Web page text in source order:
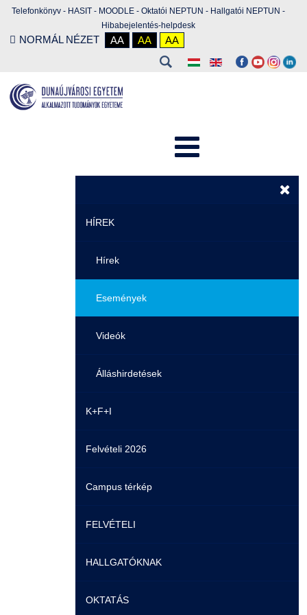
Telefonkönyv - HASIT - MOODLE - Oktatói NEPTUN - Hallgatói NEPTUN -
Hibabejelentés-helpdesk
NORMÁL NÉZET AA AA AA
HÍREK
Hírek
Események
Videók
Álláshirdetések
K+F+I
Felvételi 2026
Campus térkép
FELVÉTELI
Pontozási rendszer szabályai
Felvetteknek
HALLGATÓKNAK
Képzéseink
OKTATÁS